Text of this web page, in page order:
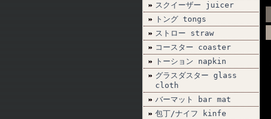
スクイーザー juicer
トング tongs
ストロー straw
コースター coaster
トーション napkin
グラスダスター glass
cloth
バーマット bar mat
包丁/ナイフ kinfe